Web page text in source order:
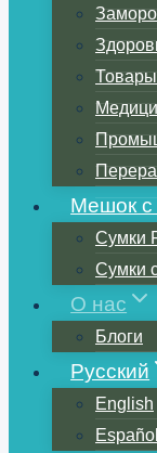
Мешок с
Сумки
Сумки
О нас
Блоги
Русский
English
Español